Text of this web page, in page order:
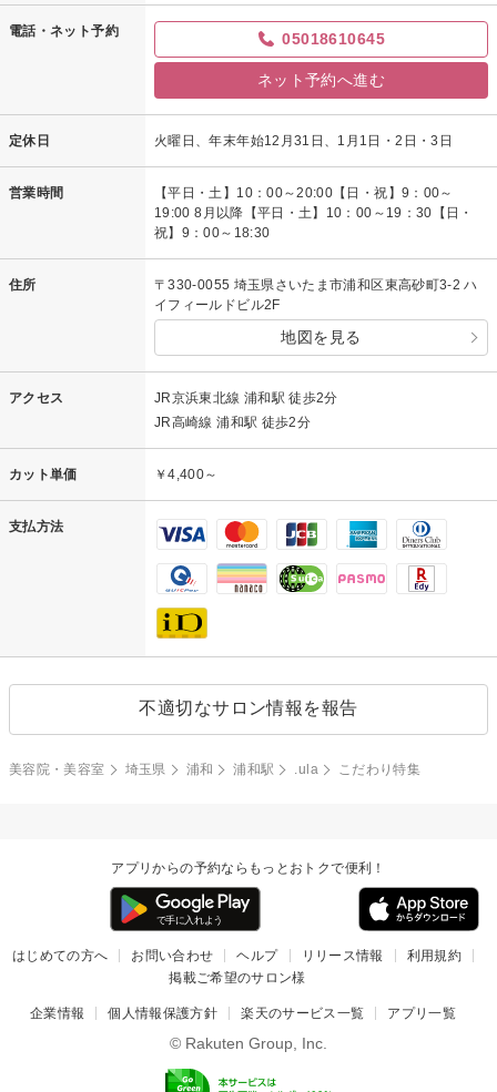
電話・ネット予約 05018610645
ネット予約へ進む
定休日 火曜日、年末年始12月31日、1月1日・2日・3日
営業時間
【平日・土】10：00～20:00【日・祝】9：00～
19:00 8月以降【平日・土】10：00～19：30【日・
祝】9：00～18:30
住所
〒330-0055 埼玉県さいたま市浦和区東高砂町3-2 ハ
イフィールドビル2F
地図を見る
アクセス
JR京浜東北線 浦和駅 徒歩2分
JR高崎線 浦和駅 徒歩2分
カット単価 ￥4,400～
支払方法
不適切なサロン情報を報告
美容院・美容室 埼玉県 浦和 浦和駅 .ula こだわり特集
アプリからの予約ならもっとおトクで便利！
はじめての方へ お問い合わせ ヘルプ リリース情報
利用規約
掲載ご希望のサロン様
企業情報 個人情報保護方針 楽天のサービス一覧 アプリ一覧
© Rakuten Group, Inc.